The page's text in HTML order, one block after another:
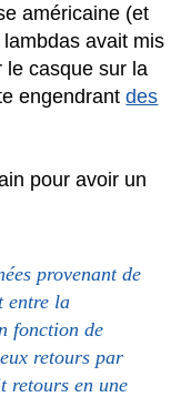
américaine (et
avait mis
le casque sur la
engendrantdes
pour avoir un
provenant de
entre la
fonction de
retours par
retours en une